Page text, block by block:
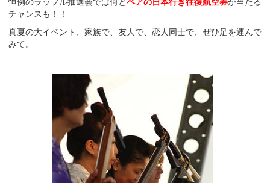
チャンスも！！
真夏の大イベント、家族で、友人で、恋人同士で、ぜひ足を運んで
みて。